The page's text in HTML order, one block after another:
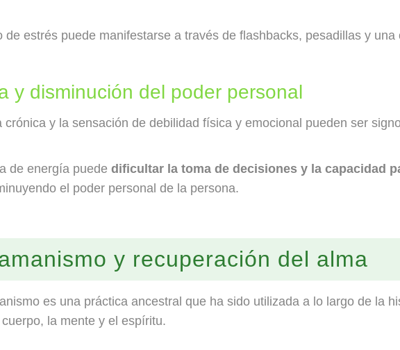
de estrés puede manifestarse a través de flashbacks, pesadillas y
y disminución del poder personal
crónica y la sensación de debilidad física y emocional pueden ser
de energía puede dificultar la toma de decisiones y la capacidad
el poder personal de la persona.
y recuperación del alma
es una práctica ancestral que ha sido utilizada a lo largo de la
la mente y el espíritu.